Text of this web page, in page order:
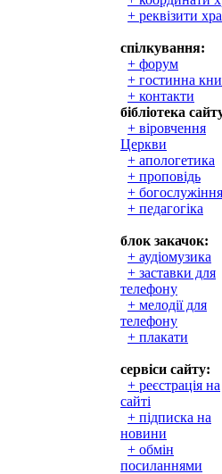
+ реквізити
спілкування:
+ форум
+ гостинна
+ контакти
бібліотека
+ віровчення
Церкви
+ апологетика
+ проповідь
+ богослужіння
+ педагогіка
блок закачок:
+ аудіомузика
+ заставки для
телефону
+ мелодії для
телефону
+ плакати
сервіси сайту:
+ реєстрація на
сайті
+ підписка на
новини
+ обмін
посиланнями